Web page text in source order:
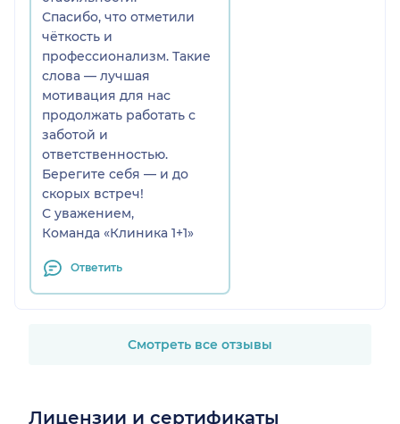
Спасибо, что отметили
чёткость и
профессионализм. Такие
слова — лучшая
мотивация для нас
продолжать работать с
заботой и
ответственностью.
Берегите себя — и до
скорых встреч!
С уважением,
Команда «Клиника 1+1»
Ответить
Смотреть все отзывы
Лицензии и сертификаты